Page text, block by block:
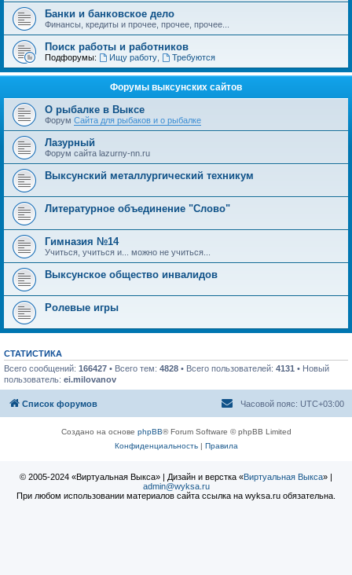
Банки и банковское дело
Финансы, кредиты и прочее, прочее, прочее...
Поиск работы и работников
Подфорумы: Ищу работу, Требуются
Форумы выксунских сайтов
О рыбалке в Выксе
Форум Cайта для рыбаков и о рыбалке
Лазурный
Форум сайта lazurny-nn.ru
Выксунский металлургический техникум
Литературное объединение "Слово"
Гимназия №14
Учиться, учиться и... можно не учиться...
Выксунское общество инвалидов
Ролевые игры
СТАТИСТИКА
Всего сообщений: 166427 • Всего тем: 4828 • Всего пользователей: 4131 • Новый
пользователь: ei.milovanov
Список форумов Часовой пояс: UTC+03:00
Создано на основе phpBB® Forum Software © phpBB Limited
Конфиденциальность| Правила
© 2005-2024 «Виртуальная Выкса» | Дизайн и верстка «Виртуальная Выкса» |
admin@wyksa.ru
При любом использовании материалов сайта ссылка на wyksa.ru обязательна.